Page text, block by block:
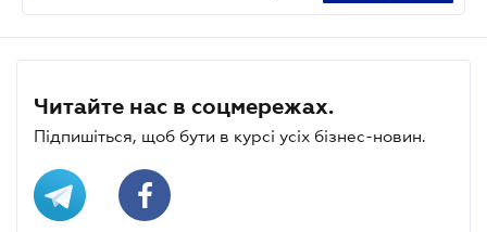
Читайте нас в соцмережах.
Підпишіться, щоб бути в курсі усіх бізнес-новин.